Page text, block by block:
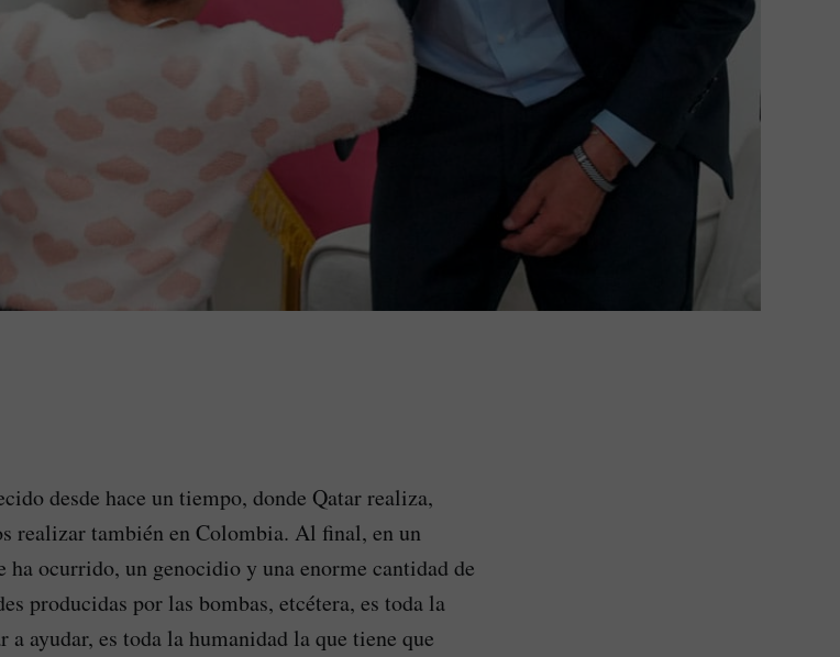
desde hace un tiempo, donde Qatar realiza,
realizar también en Colombia. Al final, en un
ocurrido, un genocidio y una enorme cantidad de
producidas por las bombas, etcétera, es toda la
ayudar, es toda la humanidad la que tiene que